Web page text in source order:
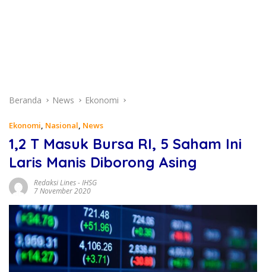
Beranda News Ekonomi
Ekonomi, Nasional, News
1,2 T Masuk Bursa RI, 5 Saham Ini
Laris Manis Diborong Asing
Redaksi Lines-IHSG
7 November 2020